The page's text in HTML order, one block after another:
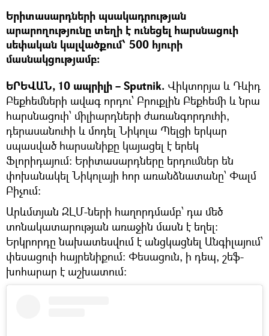
Երիտասարդների պսակադրության
արարողությունը տեղի է ունեցել հարսնացուի
սեփական կալվածքում՝ 500 հյուրի
մասնակցությամբ։
ԵՐԵՎԱՆ, 10 ապրիլի – Sputnik. Վիկտորյա և Դևիդ
Բեքհեմների ավագ որդու՝ Բրուքլին Բեքհեմի և նրա
հարսնացուի՝ միլիարդների ժառանգորդուհի,
դերասանուհի և մոդել Նիկոլա Պելցի երկար
սպասված հարսանիքը կայացել է երեկ
Ֆլորիդայում։ Երիտասարդները երդումներ են
փոխանակել Նիկոլայի հոր առանձնատանը՝ Փալմ
Բիչում։
Արևմտյան ԶԼՄ-ների հաղորդմամբ՝ դա մեծ
տոնակատարության առաջին մասն է եղել։
Երկրորդը նախատեսվում է անցկացնել Անգիլայում՝
փեսացուի հայրենիքում։ Փեսացուն, ի դեպ, շեֆ-
խոհարար է աշխատում։